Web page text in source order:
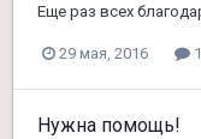
Еще раз всех
29 мая, 2016
Нужна помощь!